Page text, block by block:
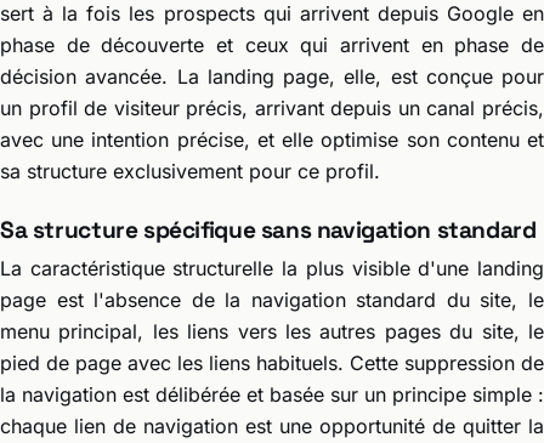
sert à la fois les prospects qui arrivent depuis Google en
phase de découverte et ceux qui arrivent en phase de
décision avancée. La landing page, elle, est conçue pour
un profil de visiteur précis, arrivant depuis un canal précis,
avec une intention précise, et elle optimise son contenu et
sa structure exclusivement pour ce profil.
Sa structure spécifique sans navigation standard
La caractéristique structurelle la plus visible d'une landing
page est l'absence de la navigation standard du site, le
menu principal, les liens vers les autres pages du site, le
pied de page avec les liens habituels. Cette suppression de
la navigation est délibérée et basée sur un principe simple :
chaque lien de navigation est une opportunité de quitter la